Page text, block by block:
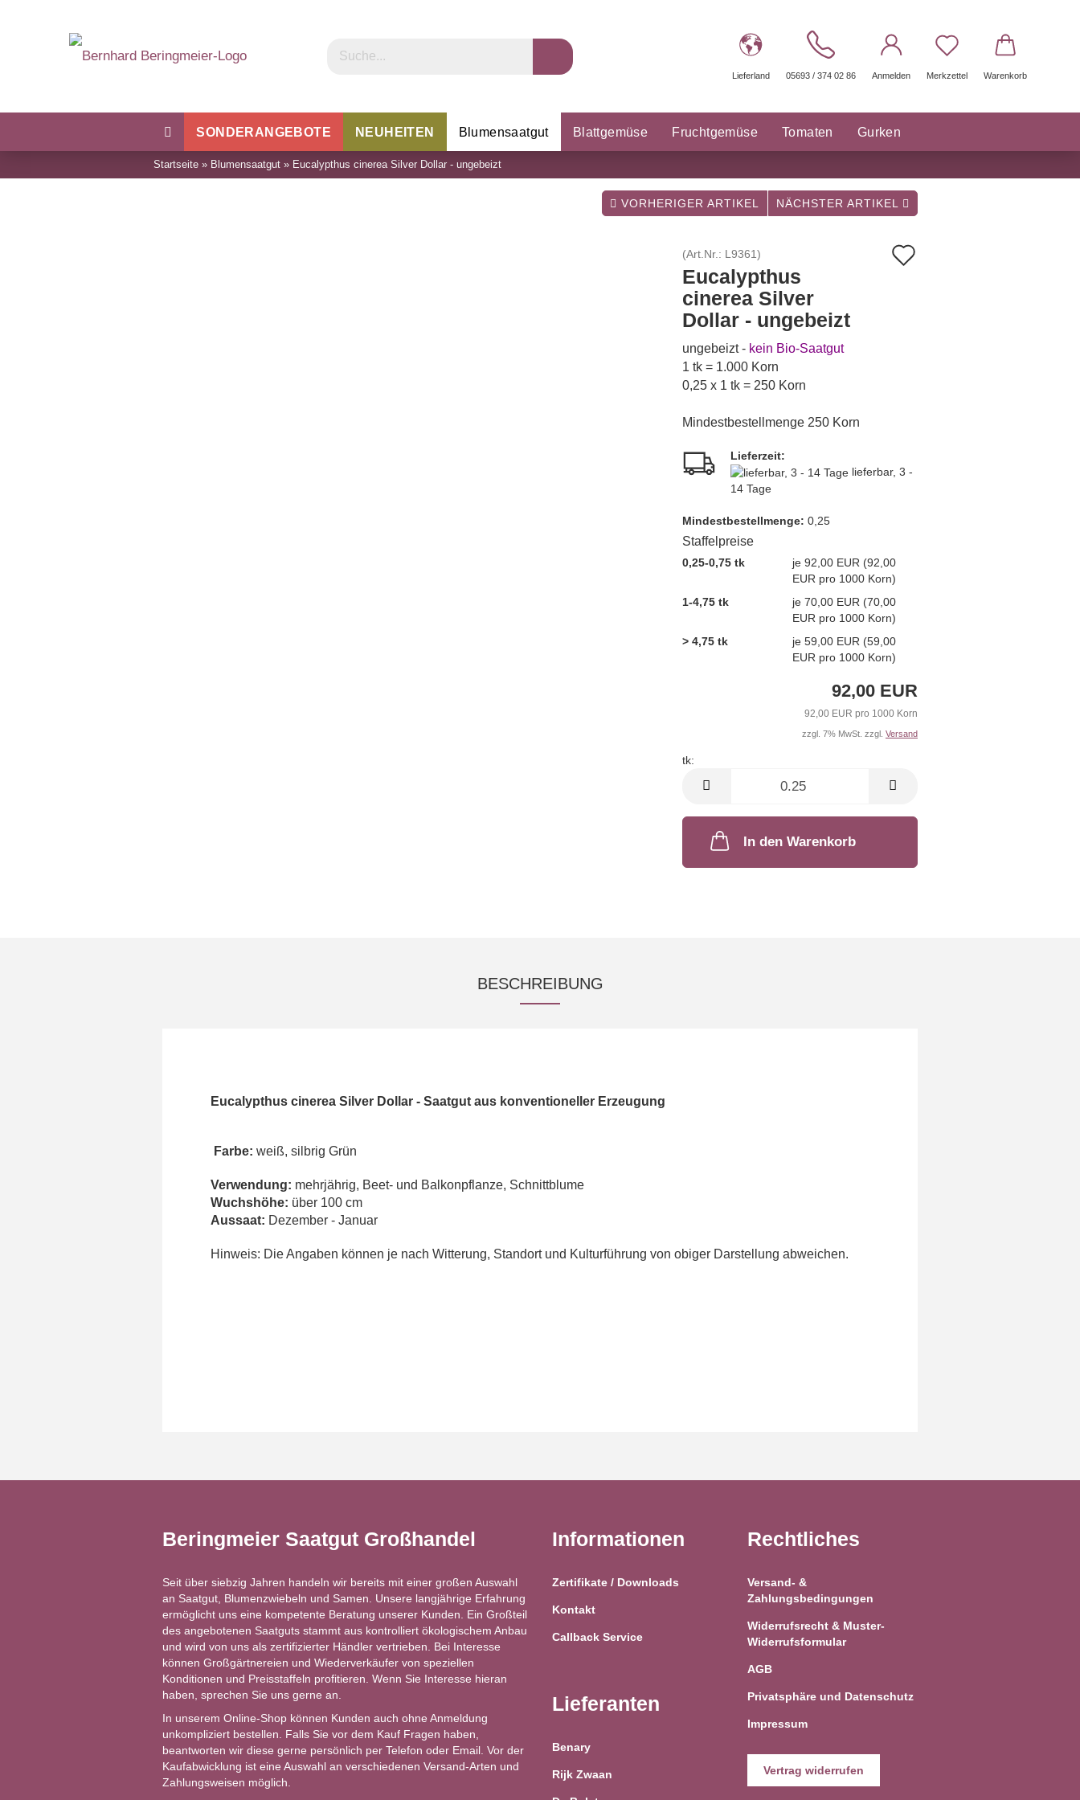
Lieferland 05693 / 374 02 86 Anmelden Merkzettel Warenkorb
SONDERANGEBOTE NEUHEITEN Blumensaatgut Blattgemüse Fruchtgemüse Tomaten Gurken
Kohl Bohnen & Erbsen Wurzel & Knollen Microgreens
Startseite » Blumensaatgut » Eucalypthus cinerea Silver Dollar - ungebeizt
VORHERIGER ARTIKEL NÄCHSTER ARTIKEL
(Art.Nr.: L9361)
Eucalypthus
cinerea Silver
Dollar - ungebeizt
ungebeizt - kein Bio-Saatgut
1 tk = 1.000 Korn
0,25 x 1 tk = 250 Korn
Mindestbestellmenge 250 Korn
Lieferzeit:
lieferbar, 3 -
14 Tage
Mindest­bestellmenge: 0,25
Staffelpreise
0,25-0,75 tk
je 92,00 EUR (92,00
EUR pro 1000 Korn)
1-4,75 tk
je 70,00 EUR (70,00
EUR pro 1000 Korn)
> 4,75 tk
je 59,00 EUR (59,00
EUR pro 1000 Korn)
92,00 EUR
92,00 EUR pro 1000 Korn
zzgl. 7% MwSt. zzgl. Versand
tk:
In den Warenkorb
BESCHREIBUNG
Eucalypthus cinerea Silver Dollar - Saatgut aus konventioneller Erzeugung
Farbe: weiß, silbrig Grün
Verwendung: mehrjährig, Beet- und Balkonpflanze, Schnittblume
Wuchshöhe: über 100 cm
Aussaat: Dezember - Januar
Hinweis: Die Angaben können je nach Witterung, Standort und Kulturführung von obiger Darstellung abweichen.
Beringmeier Saatgut Großhandel
Seit über siebzig Jahren handeln wir bereits mit einer großen Auswahl
an Saatgut, Blumenzwiebeln und Samen. Unsere langjährige Erfahrung
ermöglicht uns eine kompetente Beratung unserer Kunden. Ein Großteil
des angebotenen Saatguts stammt aus kontrolliert ökologischem Anbau
und wird von uns als zertifizierter Händler vertrieben. Bei Interesse
können Großgärtnereien und Wiederverkäufer von speziellen
Konditionen und Preisstaffeln profitieren. Wenn Sie Interesse hieran
haben, sprechen Sie uns gerne an.
In unserem Online-Shop können Kunden auch ohne Anmeldung
unkompliziert bestellen. Falls Sie vor dem Kauf Fragen haben,
beantworten wir diese gerne persönlich per Telefon oder Email. Vor der
Kaufabwicklung ist eine Auswahl an verschiedenen Versand-Arten und
Zahlungsweisen möglich.
Informationen
Zertifikate / Downloads
Kontakt
Callback Service
Lieferanten
Benary
Rijk Zwaan
Rechtliches
Versand- &
Zahlungsbedingungen
Widerrufsrecht & Muster-
Widerrufsformular
AGB
Privatsphäre und Datenschutz
Impressum
Vertrag widerrufen